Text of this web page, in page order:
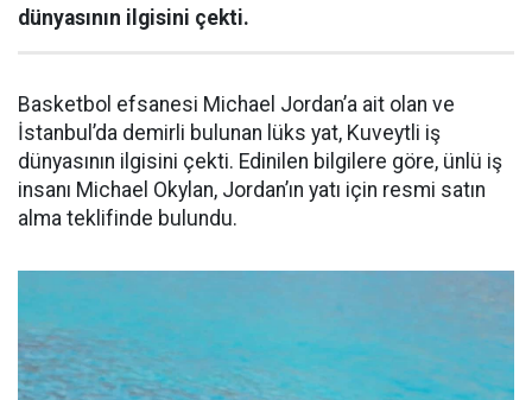
dünyasının ilgisini çekti.
Basketbol efsanesi Michael Jordan’a ait olan ve
İstanbul’da demirli bulunan lüks yat, Kuveytli iş
dünyasının ilgisini çekti. Edinilen bilgilere göre, ünlü iş
insanı Michael Okylan, Jordan’ın yatı için resmi satın
alma teklifinde bulundu.